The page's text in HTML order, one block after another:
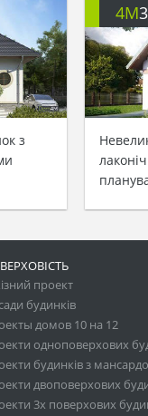
з
4M
проект
будинків
домов 10 на 12
одноповерхових
будинків з
двоповерхових
3х поверхових